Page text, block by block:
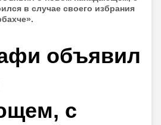
в случае своего избрания
объявил
с